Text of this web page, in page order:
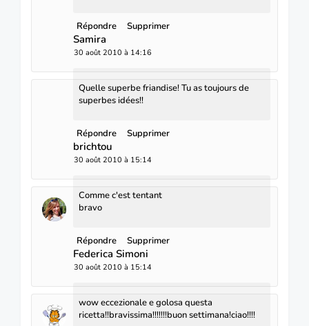
Répondre Supprimer
Samira
30 août 2010 à 14:16
Quelle superbe friandise! Tu as toujours de
superbes idées!!
Répondre Supprimer
brichtou
30 août 2010 à 15:14
Comme c'est tentant
bravo
Répondre Supprimer
Federica Simoni
30 août 2010 à 15:14
wow eccezionale e golosa questa
ricetta!!bravissima!!!!!!!buon settimana!ciao!!!!